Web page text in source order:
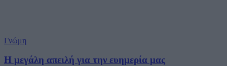
Γνώμη
Η μεγάλη απειλή για την ευημερία μας